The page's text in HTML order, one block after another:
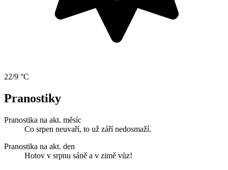
22/9 °C
Pranostiky
Pranostika na akt. měsíc
Co srpen neuvaří, to už září nedosmaží.
Pranostika na akt. den
Hotov v srpnu sáně a v zimě vůz!